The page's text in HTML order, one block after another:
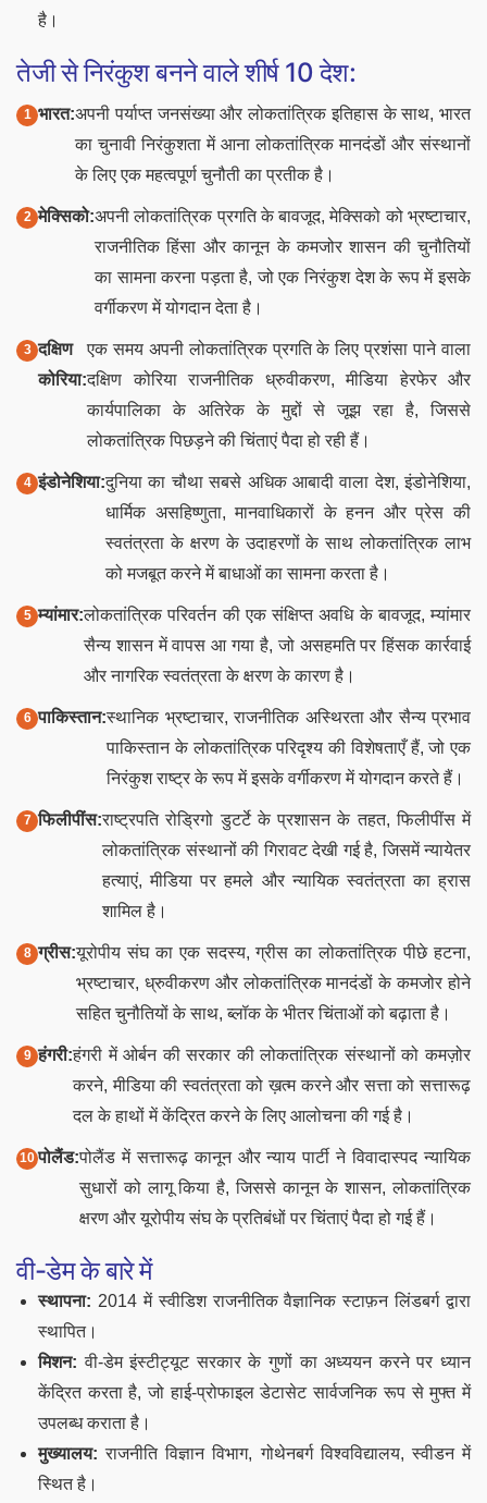
है।
तेजी से निरंकुश बनने वाले शीर्ष 10 देश:
भारत:अपनी पर्याप्त जनसंख्या और लोकतांत्रिक इतिहास के साथ, भारत
का चुनावी निरंकुशता में आना लोकतांत्रिक मानदंडों और संस्थानों
के लिए एक महत्वपूर्ण चुनौती का प्रतीक है।
मेक्सिको:अपनी लोकतांत्रिक प्रगति के बावजूद, मेक्सिको को भ्रष्टाचार,
राजनीतिक हिंसा और कानून के कमजोर शासन की चुनौतियों
का सामना करना पड़ता है, जो एक निरंकुश देश के रूप में इसके
वर्गीकरण में योगदान देता है।
दक्षिण
कोरिया:
एक समय अपनी लोकतांत्रिक प्रगति के लिए प्रशंसा पाने वाला
दक्षिण कोरिया राजनीतिक ध्रुवीकरण, मीडिया हेरफेर और
कार्यपालिका के अतिरेक के मुद्दों से जूझ रहा है, जिससे
लोकतांत्रिक पिछड़ने की चिंताएं पैदा हो रही हैं।
इंडोनेशिया:दुनिया का चौथा सबसे अधिक आबादी वाला देश, इंडोनेशिया,
धार्मिक असहिष्णुता, मानवाधिकारों के हनन और प्रेस की
स्वतंत्रता के क्षरण के उदाहरणों के साथ लोकतांत्रिक लाभ
को मजबूत करने में बाधाओं का सामना करता है।
म्यांमार:लोकतांत्रिक परिवर्तन की एक संक्षिप्त अवधि के बावजूद, म्यांमार
सैन्य शासन में वापस आ गया है, जो असहमति पर हिंसक कार्रवाई
और नागरिक स्वतंत्रता के क्षरण के कारण है।
पाकिस्तान:स्थानिक भ्रष्टाचार, राजनीतिक अस्थिरता और सैन्य प्रभाव
पाकिस्तान के लोकतांत्रिक परिदृश्य की विशेषताएँ हैं, जो एक
निरंकुश राष्ट्र के रूप में इसके वर्गीकरण में योगदान करते हैं।
फिलीपींस:राष्ट्रपति रोड्रिगो डुटर्टे के प्रशासन के तहत, फिलीपींस में
लोकतांत्रिक संस्थानों की गिरावट देखी गई है, जिसमें न्यायेतर
हत्याएं, मीडिया पर हमले और न्यायिक स्वतंत्रता का ह्रास
शामिल है।
ग्रीस:यूरोपीय संघ का एक सदस्य, ग्रीस का लोकतांत्रिक पीछे हटना,
भ्रष्टाचार, ध्रुवीकरण और लोकतांत्रिक मानदंडों के कमजोर होने
सहित चुनौतियों के साथ, ब्लॉक के भीतर चिंताओं को बढ़ाता है।
हंगरी:हंगरी में ओर्बन की सरकार की लोकतांत्रिक संस्थानों को कमज़ोर
करने, मीडिया की स्वतंत्रता को ख़त्म करने और सत्ता को सत्तारूढ़
दल के हाथों में केंद्रित करने के लिए आलोचना की गई है।
पोलैंड:पोलैंड में सत्तारूढ़ कानून और न्याय पार्टी ने विवादास्पद न्यायिक
सुधारों को लागू किया है, जिससे कानून के शासन, लोकतांत्रिक
क्षरण और यूरोपीय संघ के प्रतिबंधों पर चिंताएं पैदा हो गई हैं।
वी-डेम के बारे में
स्थापना: 2014 में स्वीडिश राजनीतिक वैज्ञानिक स्टाफ़न लिंडबर्ग द्वारा
स्थापित।
मिशन: वी-डेम इंस्टीट्यूट सरकार के गुणों का अध्ययन करने पर ध्यान
केंद्रित करता है, जो हाई-प्रोफाइल डेटासेट सार्वजनिक रूप से मुफ्त में
उपलब्ध कराता है।
मुख्यालय: राजनीति विज्ञान विभाग, गोथेनबर्ग विश्वविद्यालय, स्वीडन में
स्थित है।